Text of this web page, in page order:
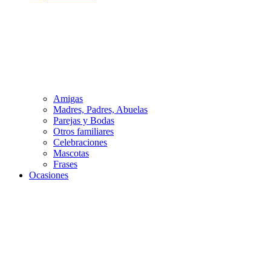
Amigas
Madres, Padres, Abuelas
Parejas y Bodas
Otros familiares
Celebraciones
Mascotas
Frases
Ocasiones